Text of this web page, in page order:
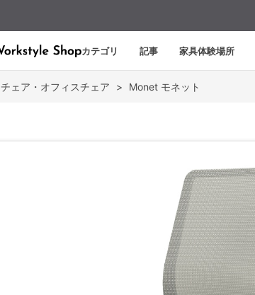
カテゴリ 記事 家具体験場所
チェア・オフィスチェア > Monet モネット